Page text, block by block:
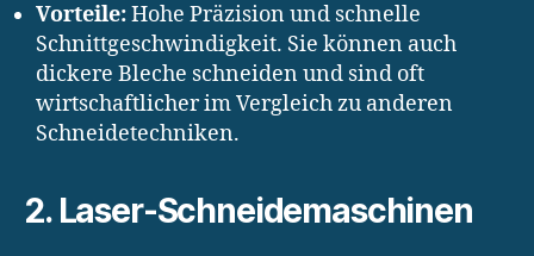
Vorteile:Hohe Präzision und schnelle
Schnittgeschwindigkeit. Sie können auch
dickere Bleche schneiden und sind oft
wirtschaftlicher im Vergleich zu anderen
Schneidetechniken.
2. Laser-Schneidemaschinen